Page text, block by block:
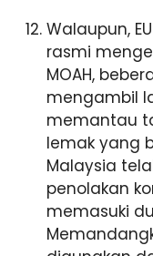
Walaupun,
rasmi
MOAH,
mengambil
memantau
lemak yang
Malaysia
penolakan
memasuki